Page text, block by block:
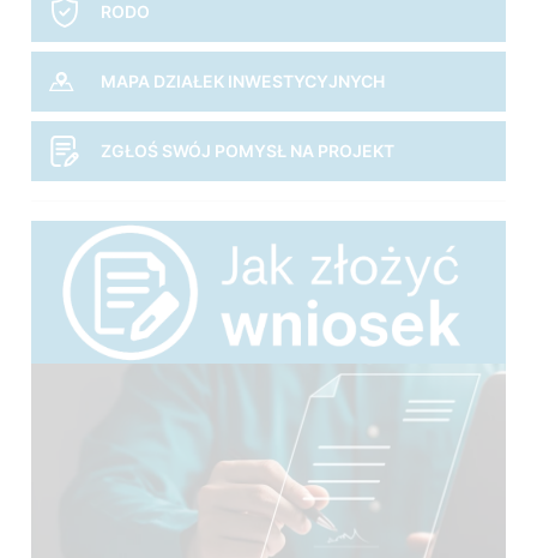
RODO
MAPA DZIAŁEK INWESTYCYJNYCH
ZGŁOŚ SWÓJ POMYSŁ NA PROJEKT